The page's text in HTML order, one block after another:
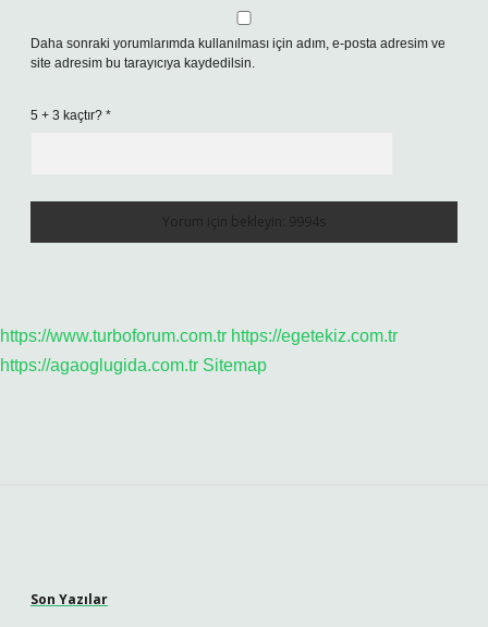
Daha sonraki yorumlarımda kullanılması için adım, e-posta adresim ve
site adresim bu tarayıcıya kaydedilsin.
5 + 3 kaçtır? *
https://www.turboforum.com.tr https://egetekiz.com.tr
https://agaoglugida.com.tr Sitemap
Son Yazılar